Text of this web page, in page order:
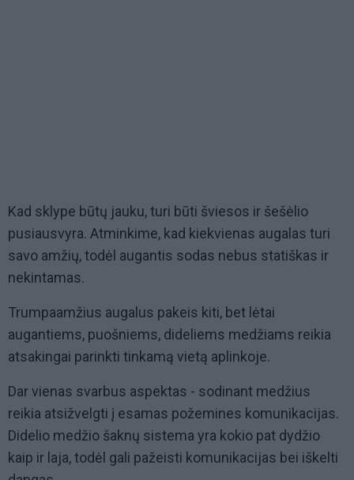
Kad sklype būtų jauku, turi būti šviesos ir šešėlio
pusiausvyra. Atminkime, kad kiekvienas augalas turi
savo amžių, todėl augantis sodas nebus statiškas ir
nekintamas.
Trumpaamžius augalus pakeis kiti, bet lėtai
augantiems, puošniems, dideliems medžiams reikia
atsakingai parinkti tinkamą vietą aplinkoje.
Dar vienas svarbus aspektas - sodinant medžius
reikia atsižvelgti į esamas požemines komunikacijas.
Didelio medžio šaknų sistema yra kokio pat dydžio
kaip ir laja, todėl gali pažeisti komunikacijas bei iškelti